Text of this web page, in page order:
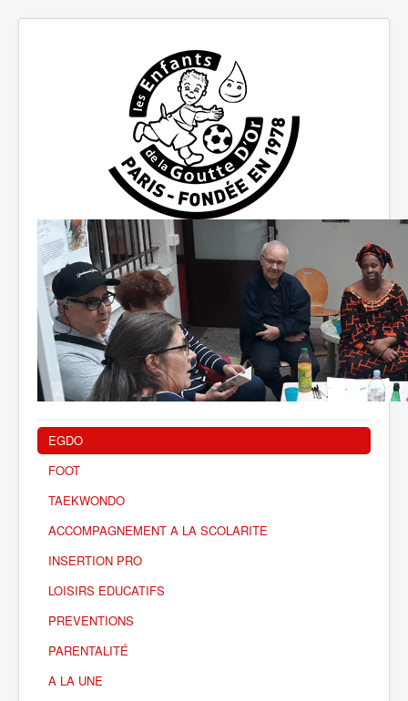
EGDO
FOOT
TAEKWONDO
ACCOMPAGNEMENT A LA SCOLARITE
INSERTION PRO
LOISIRS EDUCATIFS
PREVENTIONS
PARENTALITÉ
A LA UNE